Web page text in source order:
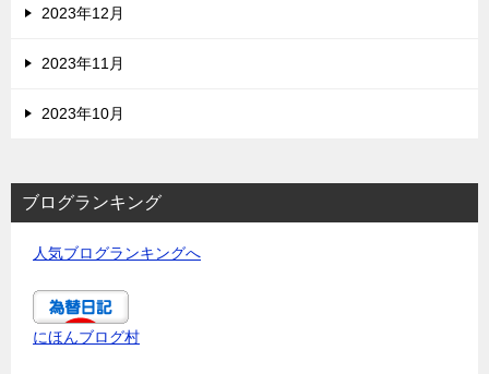
2023年12月
2023年11月
2023年10月
ブログランキング
人気ブログランキングへ
にほんブログ村